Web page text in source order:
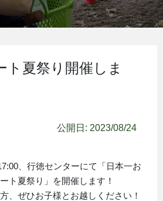
ト夏祭り開催しま
公開日: 2023/08/24
、行徳センターにて「日本一お
ト夏祭り」を開催します！
、ぜひお子様とお越しください！